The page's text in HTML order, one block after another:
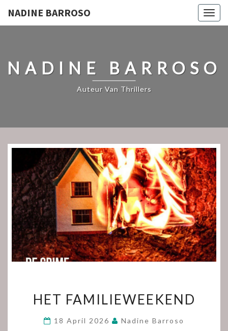
NADINE BARROSO
NADINE BARROSO
Auteur Van Thrillers
FAMILIEWEEKEND
HET FAMILIEWEEKEND
18 April 2026 Nadine Barroso